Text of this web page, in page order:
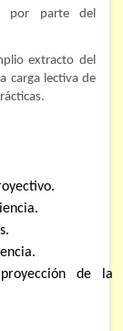
por parte del
extracto del
carga lectiva de
de la